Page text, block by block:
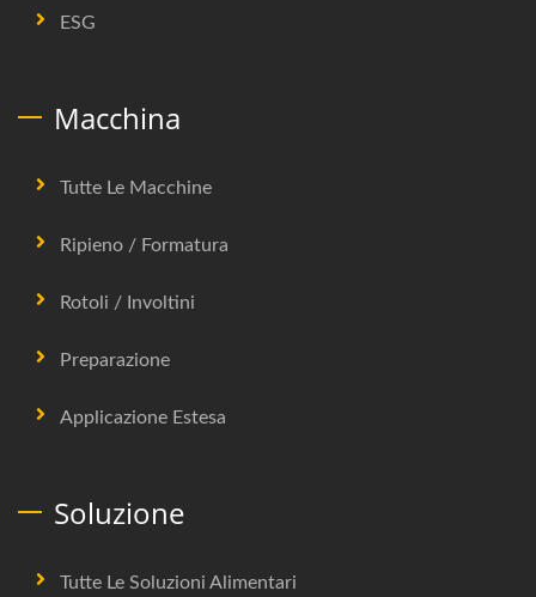
ESG
Macchina
Tutte Le Macchine
Ripieno / Formatura
Rotoli / Involtini
Preparazione
Applicazione Estesa
Soluzione
Tutte Le Soluzioni Alimentari